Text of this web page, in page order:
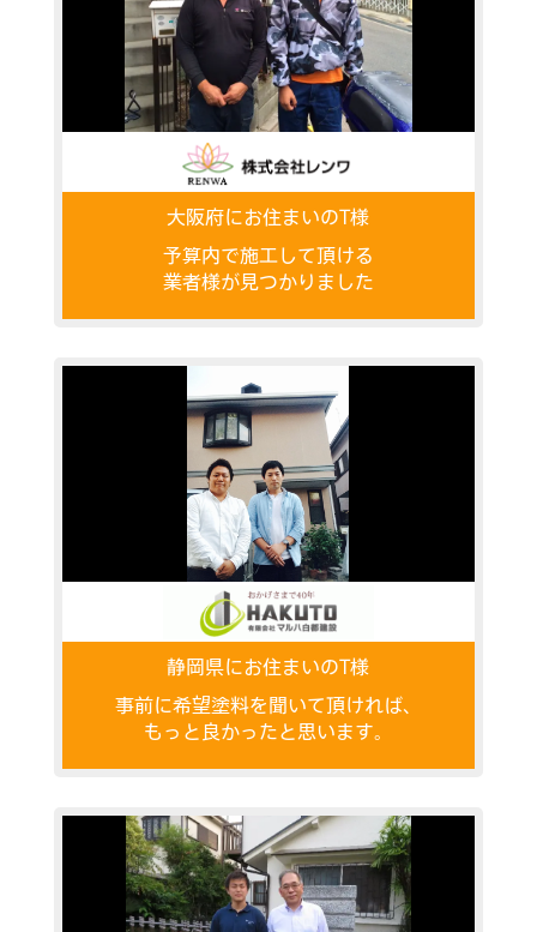
大阪府にお住まいのT様
予算内で施工して頂ける
業者様が見つかりました
静岡県にお住まいのT様
事前に希望塗料を聞いて頂ければ、
もっと良かったと思います。